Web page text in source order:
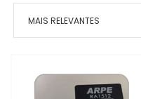
MAIS RELEVANTES
MENOR PREÇO